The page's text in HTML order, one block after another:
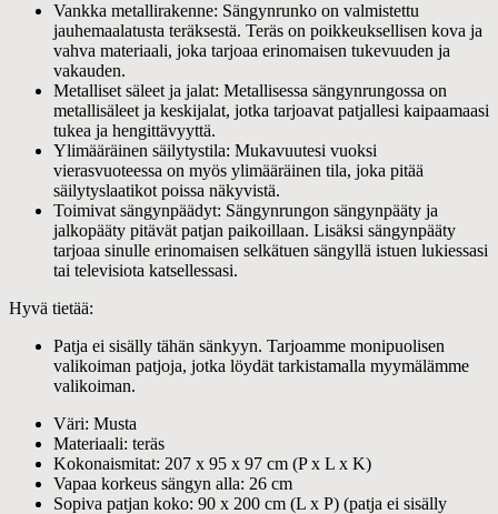
Vankka metallirakenne: Sängynrunko on valmistettu
jauhemaalatusta teräksestä. Teräs on poikkeuksellisen kova ja
vahva materiaali, joka tarjoaa erinomaisen tukevuuden ja
vakauden.
Metalliset säleet ja jalat: Metallisessa sängynrungossa on
metallisäleet ja keskijalat, jotka tarjoavat patjallesi kaipaamaasi
tukea ja hengittävyyttä.
Ylimääräinen säilytystila: Mukavuutesi vuoksi
vierasvuoteessa on myös ylimääräinen tila, joka pitää
säilytyslaatikot poissa näkyvistä.
Toimivat sängynpäädyt: Sängynrungon sängynpääty ja
jalkopääty pitävät patjan paikoillaan. Lisäksi sängynpääty
tarjoaa sinulle erinomaisen selkätuen sängyllä istuen lukiessasi
tai televisiota katsellessasi.
Hyvä tietää:
Patja ei sisälly tähän sänkyyn. Tarjoamme monipuolisen
valikoiman patjoja, jotka löydät tarkistamalla myymälämme
valikoiman.
Väri: Musta
Materiaali: teräs
Kokonaismitat: 207 x 95 x 97 cm (P x L x K)
Vapaa korkeus sängyn alla: 26 cm
Sopiva patjan koko: 90 x 200 cm (L x P) (patja ei sisälly